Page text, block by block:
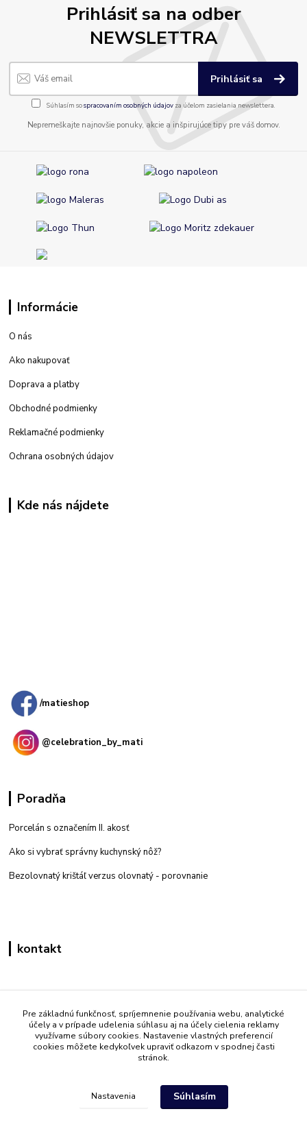
Prihlásiť sa na odber
NEWSLETTRA
Prihlásiť sa
Súhlasím sospracovaním osobných údajov za účelom zasielania newslettera.
Nepremeškajte najnovšie ponuky, akcie a inšpirujúce tipy pre váš domov.
Informácie
O nás
Ako nakupovať
Doprava a platby
Obchodné podmienky
Reklamačné podmienky
Ochrana osobných údajov
Kde nás nájdete
/matieshop
@celebration_by_mati
Poradňa
Porcelán s označením II. akosť
Ako si vybrať správny kuchynský nôž?
Bezolovnatý krištáľ verzus olovnatý - porovnanie
kontakt
+421 908 861 051
(Po - Pia 7:30-15:30)
info@mati.sk
Pre základnú funkčnosť, spríjemnenie používania webu, analytické
účely a v prípade udelenia súhlasu aj na účely cielenia reklamy
využívame súbory cookies. Nastavenie vlastných preferencií
cookies môžete kedykoľvek upraviť odkazom v spodnej časti
stránok.
Nastavenia Súhlasím